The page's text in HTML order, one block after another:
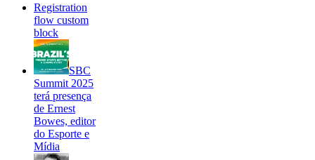
Registration
flow custom
block
SBC
Summit 2025
terá presença
de Ernest
Bowes, editor
do Esporte e
Mídia